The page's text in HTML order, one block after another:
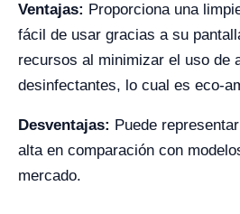
Ventajas: Proporciona una
fácil de usar gracias a su
recursos al minimizar el uso de
desinfectantes, lo cual es eco-
Desventajas: Puede
alta en comparación con
mercado.